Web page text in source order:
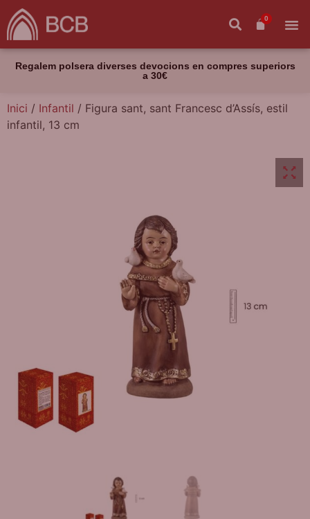
0
Regalem polsera diverses devocions en compres superiors
a 30€
Inici / Infantil / Figura sant, sant Francesc d’Assís, estil
infantil, 13 cm